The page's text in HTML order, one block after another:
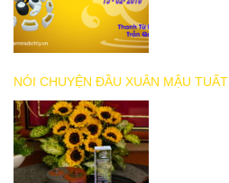
NÓI CHUYỆN ĐẦU XUÂN MẬU TUẤT